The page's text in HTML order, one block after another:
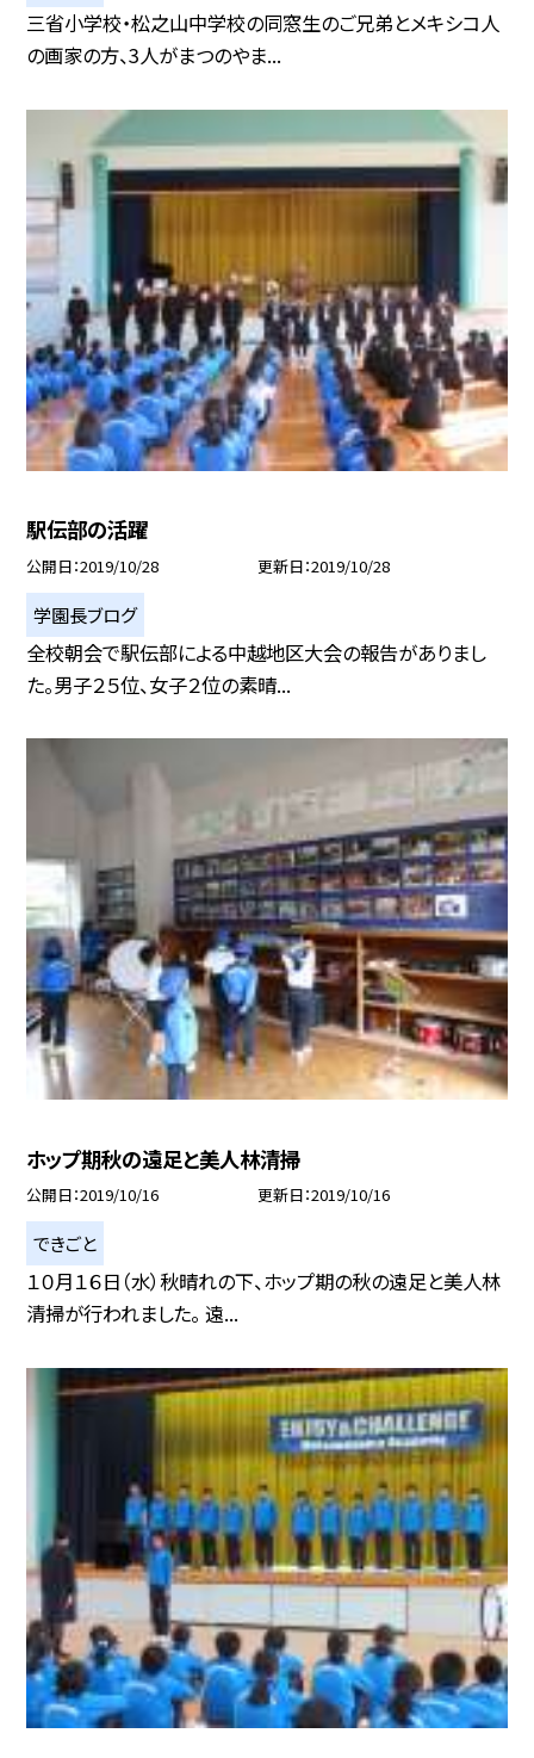
三省小学校・松之山中学校の同窓生のご兄弟とメキシコ人
の画家の方、3人がまつのやま...
駅伝部の活躍
公開日 2019/10/28 更新日 2019/10/28
学園長ブログ
全校朝会で駅伝部による中越地区大会の報告がありまし
た。男子２５位、女子２位の素晴...
ホップ期秋の遠足と美人林清掃
公開日 2019/10/16 更新日 2019/10/16
できごと
１０月１６日（水）秋晴れの下、ホップ期の秋の遠足と美人林
清掃が行われました。 遠...